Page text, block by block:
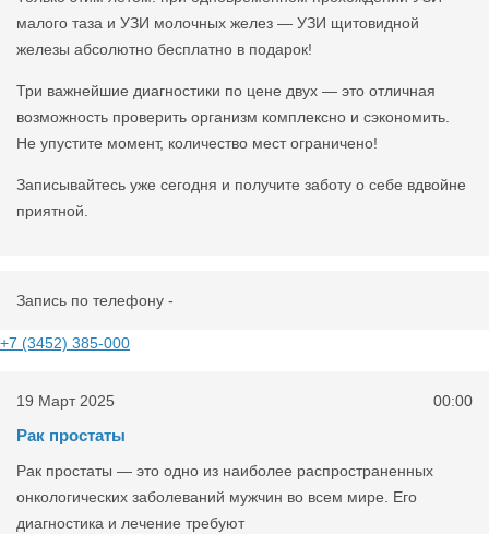
малого таза и УЗИ молочных желез — УЗИ щитовидной
железы абсолютно бесплатно в подарок!
Три важнейшие диагностики по цене двух — это отличная
возможность проверить организм комплексно и сэкономить.
Не упустите момент, количество мест ограничено!
Записывайтесь уже сегодня и получите заботу о себе вдвойне
приятной.
Запись по телефону -
+7 (3452) 385-000
19 Март 2025 00:00
Рак простаты
Рак простаты — это одно из наиболее распространенных
онкологических заболеваний мужчин во всем мире. Его
диагностика и лечение требуют